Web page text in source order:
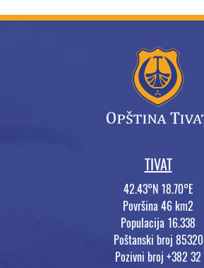
TIVAT
42.43°N 18.70°E
Površina 46 km2
Populacija 16.338
Poštanski broj 85320
Pozivni broj +382 32